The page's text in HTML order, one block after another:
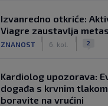
Izvanredno otkriće:
Viagre zaustavlja
ZNANOST 6. kol. 2
Kardiolog upozorava:
događa s krvnim
boravite na vrućini